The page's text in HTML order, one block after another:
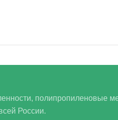
полипропиленовые
России.